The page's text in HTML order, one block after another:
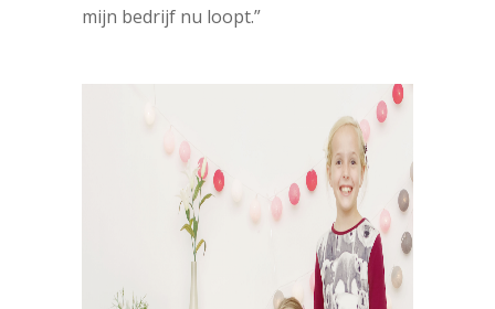
mijn bedrijf nu loopt.”